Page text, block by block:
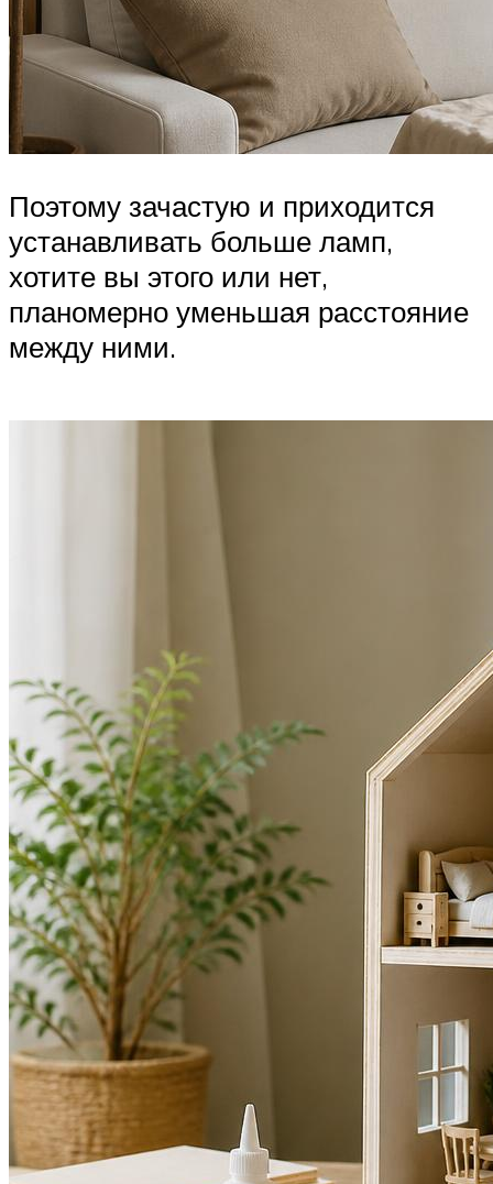
Поэтому зачастую и приходится
устанавливать больше ламп,
хотите вы этого или нет,
планомерно уменьшая расстояние
между ними.